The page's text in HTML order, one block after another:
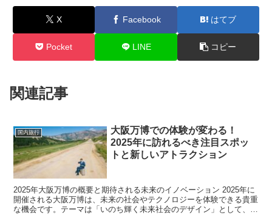
X Facebook はてブ
Pocket LINE コピー
関連記事
国内旅行
大阪万博での体験が変わる！
2025年に訪れるべき注目スポッ
トと新しいアトラクション
2025年大阪万博の概要と期待される未来のイノベーション 2025年に
開催される大阪万博は、未来の社会やテクノロジーを体験できる貴重
な機会です。テーマは「いのち輝く未来社会のデザイン」として、持